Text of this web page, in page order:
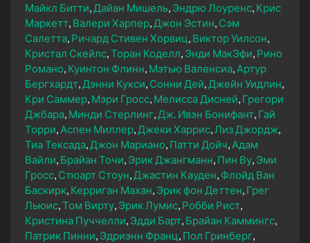
Майкл Битти Дайан Мишель Эндрю Лоуренс Крис
Маркетт Валери Харпер Джон Эстин Сэм
Салетта Ричард Стивен Хорвиц Виктор Уилсон
Кристал Скейлс Торан Коделл Энди МакЭфи Рино
Романо Куинтон Флинн Мэтью Валенсиа Артур
Бергхардт Дэнни Кукси Сонни Дей Джейн Уидлин
Кри Саммер Мэри Гросс Мелисса Дисней Грегори
Джбара Минди Стерлинг Дж. Ивэн Бонифант Гай
Торри Аспен Миллер Джеки Харрис Лиз Джордж
Тиа Тексада Джон Мариано Патти Дойч Адам
Вайли Брайан Точи Эрик Джангманн Пин Ву Эми
Гросс Стюарт Стоун Джастин Кауден Флойд Ван
Баскирк Керриган Махан Эрик фон Деттен Грег
Льюис Том Вирту Эрик Лумис Робби Рист
Кристина Пуччелли Эдди Барт Брайан Каммингс
Патрик Пинни Эдриэнн Франц Пол Гринберг